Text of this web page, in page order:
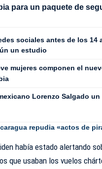
para un paquete de
sociales antes de los 14
un estudio
mujeres componen el
Lorenzo Salgado
repudia «actos de
había estado alertando
que usaban los vuelos